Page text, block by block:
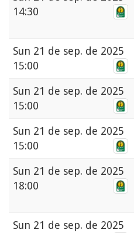
14:30
Sun 21 de sep. de 2025
15:00
Sun 21 de sep. de 2025
15:00
Sun 21 de sep. de 2025
15:00
Sun 21 de sep. de 2025
18:00
Sun 21 de sep. de 2025